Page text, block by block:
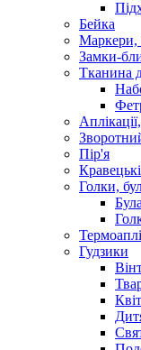
Бейка
Маркери,
Замки-
Тканина
Пір'я
Голки,
Гудзики